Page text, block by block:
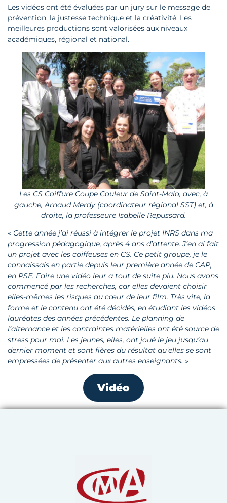
Les vidéos ont été évaluées par un jury sur le message de
prévention, la justesse technique et la créativité. Les
meilleures productions sont valorisées aux niveaux
académiques, régional et national.
Les CS Coiffure Coupe Couleur de Saint-Malo, avec, à
gauche, Arnaud Merdy (coordinateur régional SST) et, à
droite, la professeure Isabelle Repussard.
« Cette année j’ai réussi à intégrer le projet INRS dans ma
progression pédagogique, après 4 ans d’attente. J’en ai fait
un projet avec les coiffeuses en CS. Ce petit groupe, je le
connaissais en partie depuis leur première année de CAP,
en PSE. Faire une vidéo leur a tout de suite plu. Nous avons
commencé par les recherches, car elles devaient choisir
elles-mêmes les risques au cœur de leur film. Très vite, la
forme et le contenu ont été décidés, en étudiant les vidéos
lauréates des années précédentes. Le planning de
l’alternance et les contraintes matérielles ont été source de
stress pour moi. Les jeunes, elles, ont joué le jeu jusqu’au
dernier moment et sont fières du résultat qu’elles se sont
empressées de présenter aux autres enseignants. »
Vidéo
Chambre de Métiers et